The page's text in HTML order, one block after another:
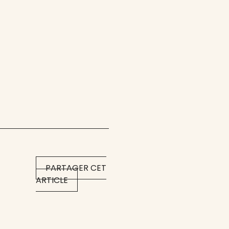
PARTAGER CET
ARTICLE